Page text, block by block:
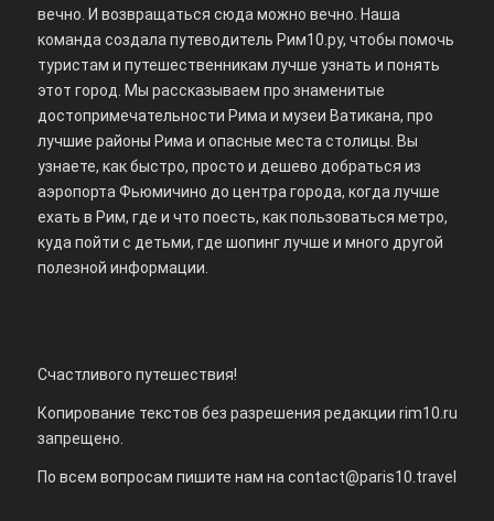
вечно. И возвращаться сюда можно вечно. Наша
команда создала путеводитель Рим10.ру, чтобы помочь
туристам и путешественникам лучше узнать и понять
этот город. Мы рассказываем про знаменитые
достопримечательности Рима и музеи Ватикана, про
лучшие районы Рима и опасные места столицы. Вы
узнаете, как быстро, просто и дешево добраться из
аэропорта Фьюмичино до центра города, когда лучше
ехать в Рим, где и что поесть, как пользоваться метро,
куда пойти с детьми, где шопинг лучше и много другой
полезной информации.
Счастливого путешествия!
Копирование текстов без разрешения редакции rim10.ru
запрещено.
По всем вопросам пишите нам на contact@paris10.travel